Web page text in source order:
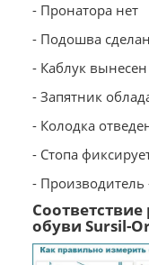
- Пронатора нет
- Подошва
- Каблук
- Запятник
- Колодка
- Стопа
- Производитель
обуви Sursil-